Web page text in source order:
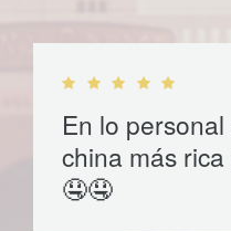
En lo
china más
🤤🤤